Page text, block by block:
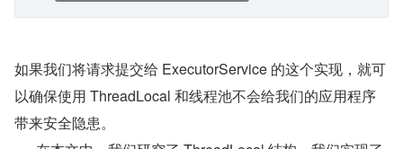
如果我们将请求提交给 ExecutorService 的这个实现，就可
以确保使用 ThreadLocal 和线程池不会给我们的应用程序
带来安全隐患。